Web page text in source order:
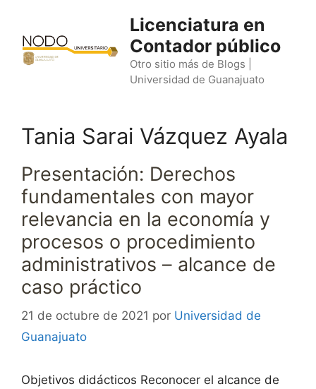
contenido
Licenciatura en
Contador público
Otro sitio más de Blogs |
Universidad de Guanajuato
Tania Sarai Vázquez Ayala
Presentación: Derechos
fundamentales con mayor
relevancia en la economía y
procesos o procedimiento
administrativos – alcance de
caso práctico
21 de octubre de 2021 por Universidad de
Guanajuato
Objetivos didácticos Reconocer el alcance de